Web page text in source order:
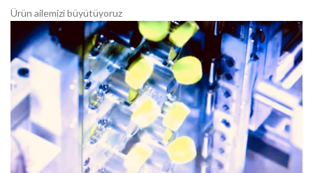
Ürün ailemizi büyütüyoruz